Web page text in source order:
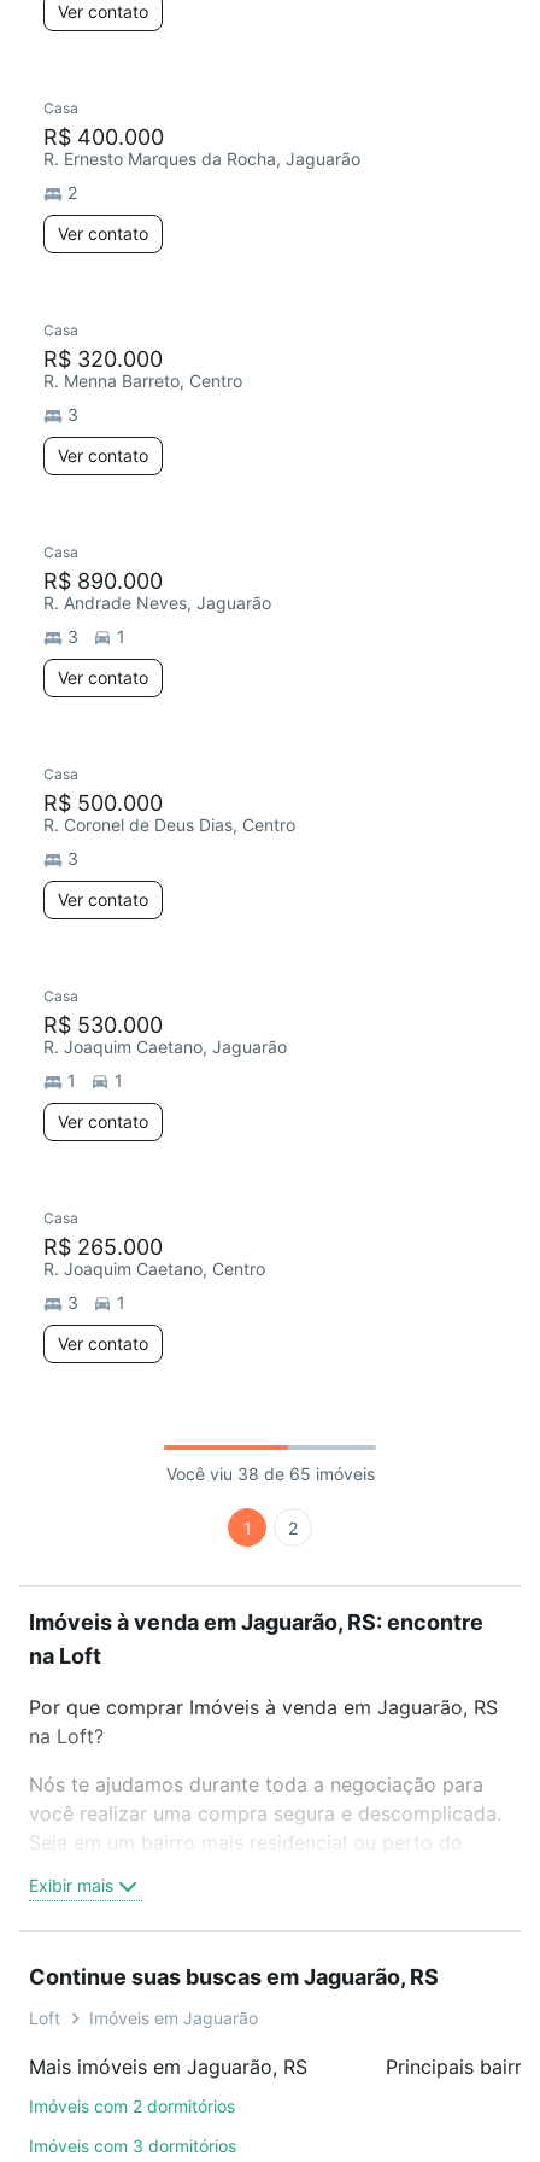
Ver contato
Casa
R$ 400.000
R. Ernesto Marques da Rocha, Jaguarão
2
Ver contato
Casa
R$ 320.000
R. Menna Barreto, Centro
3
Ver contato
Casa
R$ 890.000
R. Andrade Neves, Jaguarão
3
1
Ver contato
Casa
R$ 500.000
R. Coronel de Deus Dias, Centro
3
Ver contato
Casa
R$ 530.000
R. Joaquim Caetano, Jaguarão
1
1
Ver contato
Casa
R$ 265.000
R. Joaquim Caetano, Centro
3
1
Ver contato
Você viu 38 de 65 imóveis
1 2
Imóveis à venda em Jaguarão, RS: encontre
na Loft
Por que comprar Imóveis à venda em Jaguarão, RS
na Loft?
Nós te ajudamos durante toda a negociação para
você realizar uma compra segura e descomplicada.
Seja em um bairro mais residencial ou perto do
oferta ideal de Imóveis à venda em Jaguarão, RS
para conquistar seu sonho. Agende uma visita
compromisso e você ainda conta com mais de 46
mil corretores e imobiliárias te ajudando na compra,
Como escolher um imóvel?
Use barra de busca no topo para pesquisar por
Exibir mais
Continue suas buscas em Jaguarão, RS
Loft Imóveis em Jaguarão
Mais imóveis em Jaguarão, RS
Imóveis com 2 dormitórios
Imóveis com 3 dormitórios
Principais